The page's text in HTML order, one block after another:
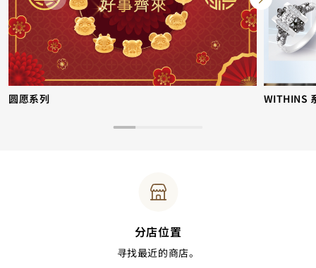
圆愿系列 WITHINS
分店位置
寻找最近的商店。